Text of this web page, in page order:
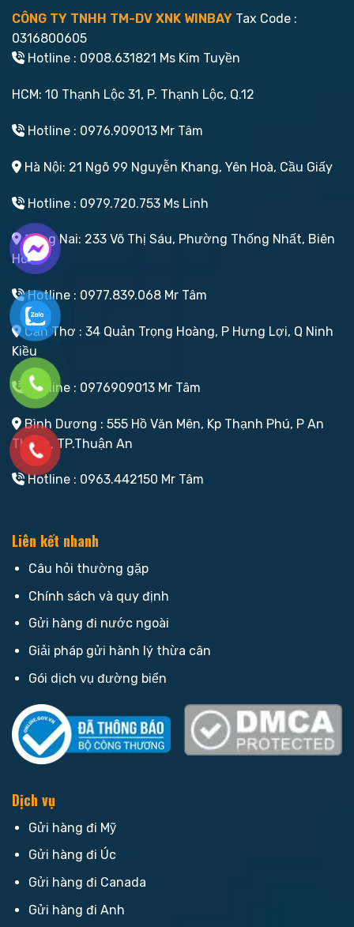
CÔNG TY TNHH TM-DV XNK WINBAY Tax Code :
0316800605
Hotline : 0908.631821 Ms Kim Tuyền
HCM: 10 Thạnh Lộc 31, P. Thạnh Lộc, Q.12
Hotline : 0976.909013 Mr Tâm
Hà Nội: 21 Ngõ 99 Nguyễn Khang, Yên Hoà, Cầu Giấy
Hotline : 0979.720.753 Ms Linh
Đồng Nai: 233 Võ Thị Sáu, Phường Thống Nhất, Biên
Hoà
Hotline : 0977.839.068 Mr Tâm
Cần Thơ : 34 Quản Trọng Hoàng, P Hưng Lợi, Q Ninh
Kiều
Hotline : 0976909013 Mr Tâm
Bình Dương : 555 Hồ Văn Mên, Kp Thạnh Phú, P An
Thạnh, TP.Thuận An
Hotline : 0963.442150 Mr Tâm
Liên kết nhanh
Câu hỏi thường gặp
Chính sách và quy định
Gửi hàng đi nước ngoài
Giải pháp gửi hành lý thừa cân
Gói dịch vụ đường biển
Dịch vụ
Gửi hàng đi Mỹ
Gửi hàng đi Úc
Gửi hàng đi Canada
Gửi hàng đi Anh